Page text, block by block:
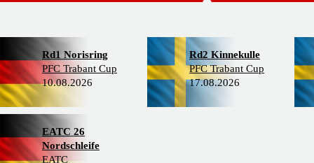
Rd1 Norisring
PFC Trabant Cup
10.08.2026
Rd2 Kinnekulle
PFC Trabant Cup
17.08.2026
EATC 26
Nordschleife
EATC